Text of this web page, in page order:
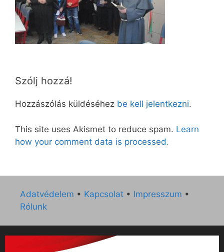
Szólj hozzá!
Hozzászólás küldéséhez be kell jelentkezni.
This site uses Akismet to reduce spam. Learn
how your comment data is processed.
Adatvédelem • Kapcsolat • Impresszum •
Rólunk